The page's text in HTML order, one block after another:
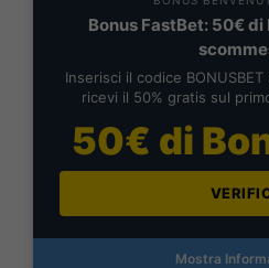
Bonus FastBet: 50€
Inserisci il codice
ricevi il 50% gratis sul
50€ di
Mostra